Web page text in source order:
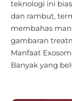
teknologi ini
dan rambut,
membahas
gambaran
Manfaat
Banyak yang